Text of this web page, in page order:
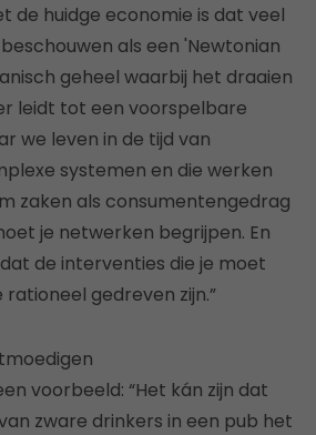
de huidge economie is dat veel
als een 'Newtonian
geheel waarbij het draaien
leidt tot een voorspelbare
we leven in de tijd van
systemen en die werken
zaken als consumentengedrag
je netwerken begrijpen. En
de interventies die je moet
gedreven zijn.”
voorbeeld: “Het kán zijn dat
zware drinkers in een pub het